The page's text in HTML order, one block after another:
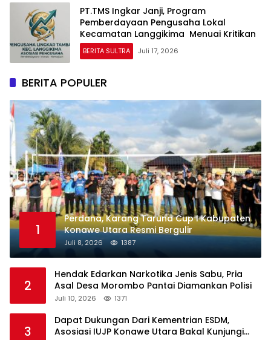
PT.TMS Ingkar Janji, Program
Pemberdayaan Pengusaha Lokal
Kecamatan Langgikima Menuai Kritikan
BERITA SULTRA Juli 17, 2026
BERITA POPULER
1
Perdana, Karang Taruna Cup I Kabupaten
Konawe Utara Resmi Bergulir
Juli 8, 2026 1387
2
Hendak Edarkan Narkotika Jenis Sabu, Pria
Asal Desa Morombo Pantai Diamankan Polisi
Juli 10, 2026 1371
3
Dapat Dukungan Dari Kementrian ESDM,
Asosiasi IUJP Konawe Utara Bakal Kunjungi